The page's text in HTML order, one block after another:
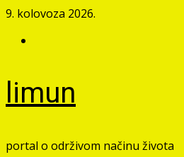
Skip
content
9. kolovoza 2026.
limun
portal o održivom načinu života